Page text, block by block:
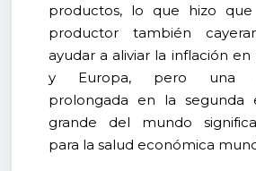
productos, lo que hizo
productor también
ayudar a aliviar la inflación en
y Europa, pero una
prolongada en la segunda
grande del mundo
para la salud económica